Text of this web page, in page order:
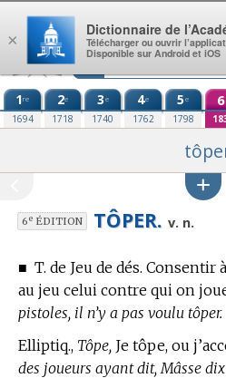
Aller au contenu
1re
1694
2e
1718
3e
1740
4e
1762
5e
1798
6
6eÉDITION TÔPER. v. n.
■ T. de Jeu de dés. Consentir
au jeu celui contre qui on
pistoles, il n’y a pas voulu tôper.
Elliptiq., Tôpe, Je tôpe, ou
des joueurs ayant dit, Mâsse
×
Dictionnaire de
Télécharger ou ouvrir
Disponible sur Android et iOS